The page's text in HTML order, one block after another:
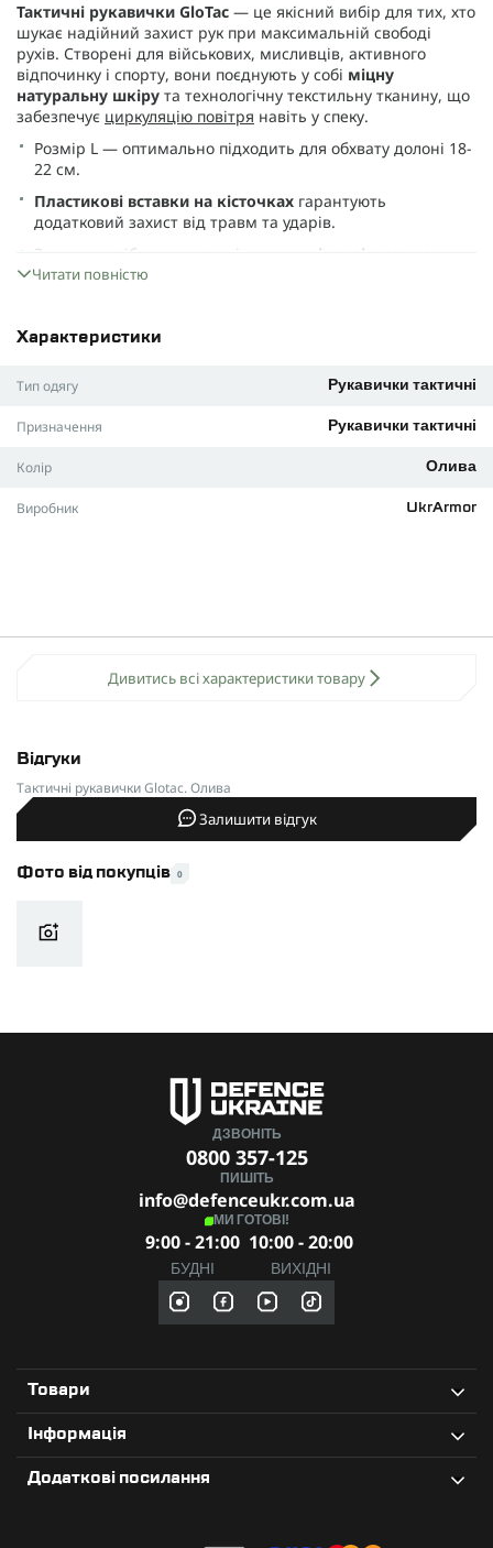
Тактичні рукавички GloTac — це якісний вибір для тих, хто
шукає надійний захист рук при максимальній свободі
рухів. Створені для військових, мисливців, активного
відпочинку і спорту, вони поєднують у собі міцну
натуральну шкіру та технологічну текстильну тканину, що
забезпечує циркуляцію повітря навіть у спеку.
Розмір L — оптимально підходить для обхвату долоні 18-
22 см.
Пластикові вставки на кісточках гарантують
додатковий захист від травм та ударів.
Зручна застібка на липучці дозволяє індивідуально
відрегулювати
рукавичок.
Колір «олива» легко поєднується з камуфляжами Піксель
(мм-14), Койот, Мультикам та ідеально підходить для
непомітності на місцевості.
поєднання ергономіки та безпеки
, яке дозволяє впевнено
спосіб захистити руки під час різних видів активності!
Читати повністю
Характеристики
Тип одягу Рукавички тактичні
Призначення Рукавички тактичні
Колір Олива
Виробник UkrArmor
Дивитись всі характеристики товару
Відгуки
Тактичні рукавички Glotac. Олива
Залишити відгук
Фото від покупців 0
ДЗВОНІТЬ
0800 357-125
ПИШІТЬ
info@defenceukr.com.ua
МИ ГОТОВІ!
9:00 - 21:00
БУДНІ
10:00 - 20:00
ВИХІДНІ
Товари
Інформація
Додаткові посилання